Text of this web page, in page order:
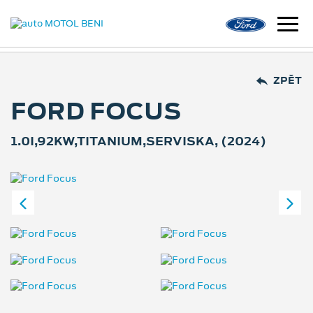
ZPĚT
FORD FOCUS
1.0I,92KW,TITANIUM,SERVISKA, (2024)